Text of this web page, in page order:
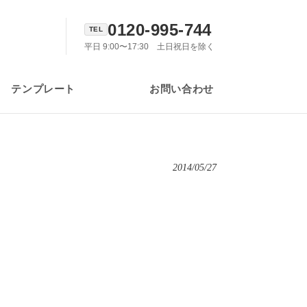
0120-995-744
平日 9:00〜17:30 土日祝日を除く
テンプレート お問い合わせ
2014/05/27